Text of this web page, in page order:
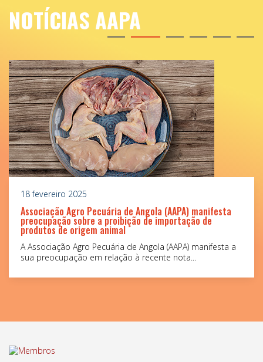
NOTÍCIAS AAPA
18 fevereiro 2025
Associação Agro Pecuária de Angola (AAPA) manifesta
preocupação sobre a proibição de importação de
produtos de origem animal
A Associação Agro Pecuária de Angola (AAPA) manifesta a
sua preocupação em relação à recente nota...